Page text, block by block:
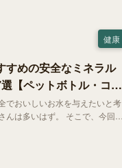
健康
すめの安全なミネラル
【ペットボトル・コン
でおいしいお水を与えたいと考
はず。 そこで、今回は
厳選してご紹介します！